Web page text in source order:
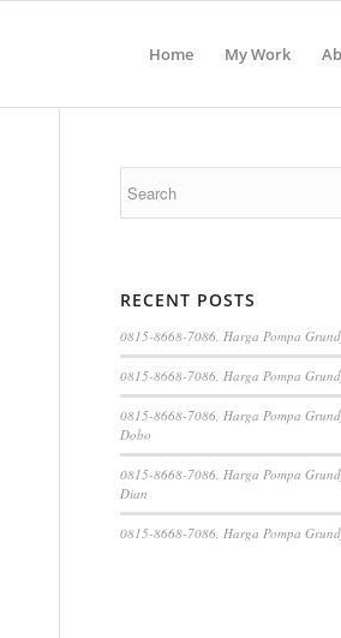
Home My Work
RECENT POSTS
0815-8668-7086, Harga Pompa
0815-8668-7086, Harga Pompa
0815-8668-7086, Harga Pompa
Dobo
0815-8668-7086, Harga Pompa
Dian
0815-8668-7086, Harga Pompa